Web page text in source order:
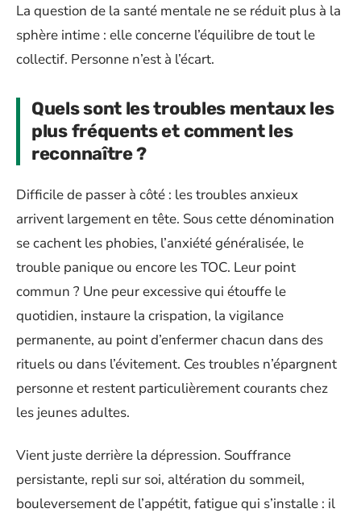
La question de la santé mentale ne se réduit plus à la
sphère intime : elle concerne l’équilibre de tout le
collectif. Personne n’est à l’écart.
Quels sont les troubles mentaux les
plus fréquents et comment les
reconnaître ?
Difficile de passer à côté : les troubles anxieux
arrivent largement en tête. Sous cette dénomination
se cachent les phobies, l’anxiété généralisée, le
trouble panique ou encore les TOC. Leur point
commun ? Une peur excessive qui étouffe le
quotidien, instaure la crispation, la vigilance
permanente, au point d’enfermer chacun dans des
rituels ou dans l’évitement. Ces troubles n’épargnent
personne et restent particulièrement courants chez
les jeunes adultes.
Vient juste derrière la dépression. Souffrance
persistante, repli sur soi, altération du sommeil,
bouleversement de l’appétit, fatigue qui s’installe : il